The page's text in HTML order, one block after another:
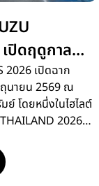
ปิดฤดูกาล
2026 เปิดฉาก
ถุนายน 2569 ณ
ย์ โดยหนึ่งในไฮไลต์
2026
D-MAX
นการแข่งขัน